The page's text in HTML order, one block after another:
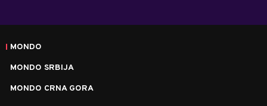
MONDO
MONDO SRBIJA
MONDO CRNA GORA